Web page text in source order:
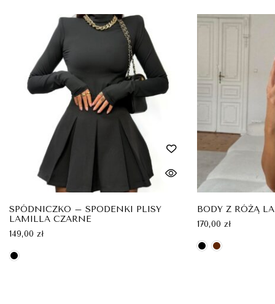
SPÓDNICZKO – SPODENKI PLISY
LAMILLA CZARNE
149,00 zł
BODY Z RÓŻĄ
170,00 zł